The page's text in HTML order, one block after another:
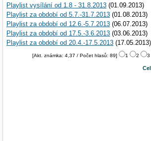
Playlist vysílání od 1.8 - 31.8.2013 (01.09.2013)
Playlist za období od 5.7.-31.7.2013 (01.08.2013)
Playlist za období od 12.6.-5.7.2013 (06.07.2013)
Playlist za období od 17.5.-3.6.2013 (03.06.2013)
Playlist za období od 20.4.-17.5.2013 (17.05.2013)
[Akt. známka: 4,37 / Počet hlasů: 89] 1 2 3